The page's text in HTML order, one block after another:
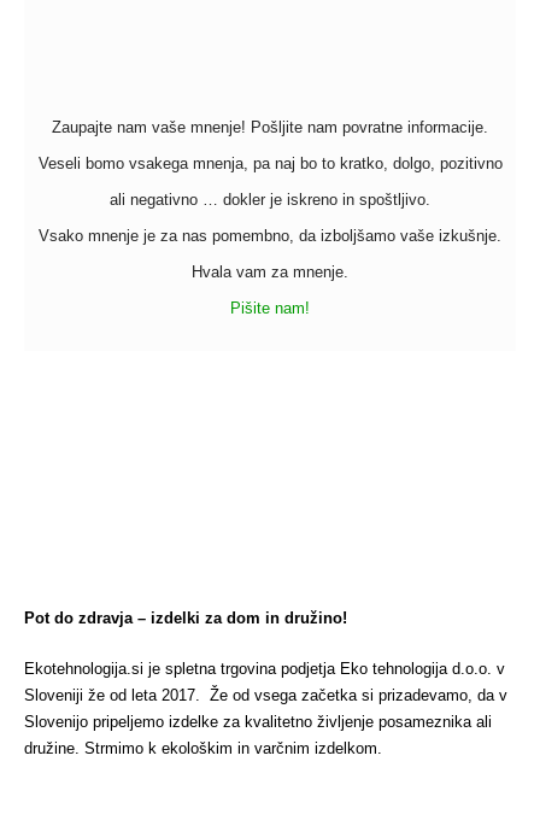
Zaupajte nam vaše mnenje! Pošljite nam povratne informacije.
Veseli bomo vsakega mnenja, pa naj bo to kratko, dolgo, pozitivno
ali negativno … dokler je iskreno in spoštljivo.
Vsako mnenje je za nas pomembno, da izboljšamo vaše izkušnje.
Hvala vam za mnenje.
Pišite nam!
Pot do zdravja – izdelki za dom in družino!
Ekotehnologija.si je spletna trgovina podjetja Eko tehnologija d.o.o. v
Sloveniji že od leta 2017. Že od vsega začetka si prizadevamo, da v
Slovenijo pripeljemo izdelke za kvalitetno življenje posameznika ali
družine. Strmimo k ekološkim in varčnim izdelkom.